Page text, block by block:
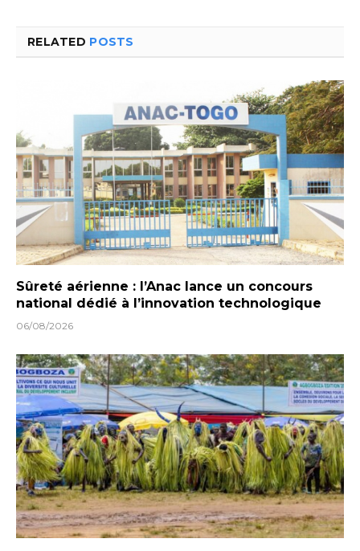
RELATED POSTS
Sûreté aérienne : l’Anac lance un concours
national dédié à l’innovation technologique
06/08/2026